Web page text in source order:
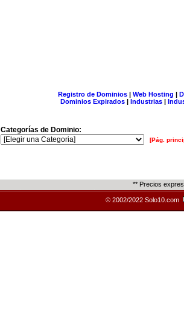
Registro de Dominios| Web Hosting |
Dominios Expirados | Industrias |
Categorías de Dominio:
[Pág.
** Precios
© 2002/2022 Solo10.com